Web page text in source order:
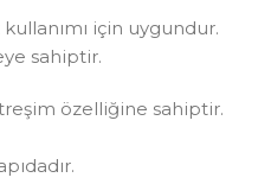
için uygundur.
sahiptir.
özelliğine sahiptir.